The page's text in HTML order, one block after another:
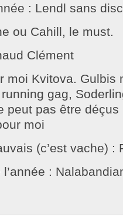
: Lendl sans
ou Cahill, le must.
Clément
moi Kvitova. Gulbis
gag,
peut pas être
moi
(c’est vache) :
l’année :